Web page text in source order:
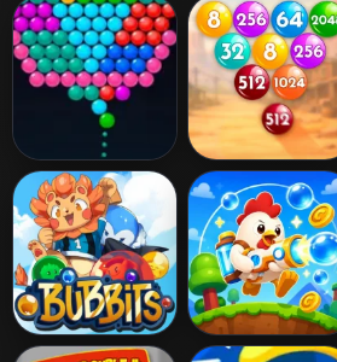
Bubble Hero 3D Blows Smasher
Bubble Shooter
Classic
Number Bubble
Shooter Wild
West